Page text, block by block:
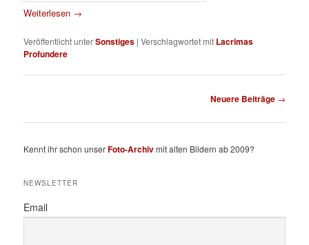
Weiterlesen →
Veröffentlicht unterSonstiges |Verschlagwortet mit Lacrimas
Profundere
Neuere Beiträge →
Kennt ihr schon unserFoto-Archivmit alten Bildern ab 2009?
NEWSLETTER
Email